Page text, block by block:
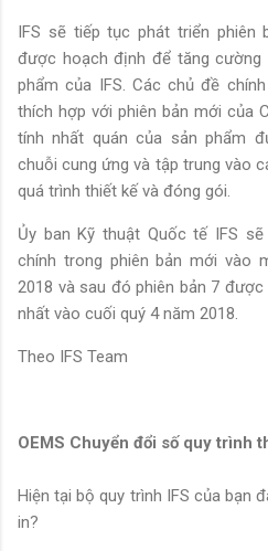
IFS sẽ tiếp tục phát triển phiên
được hoạch định để tăng cường
phẩm của IFS. Các chủ đề
thích hợp với phiên bản mới của
tính nhất quán của sản phẩm
chuỗi cung ứng và tập trung vào
quá trình thiết kế và đóng gói.
Ủy ban Kỹ thuật Quốc tế IFS
chính trong phiên bản mới vào
2018 và sau đó phiên bản 7
nhất vào cuối quý 4 năm 2018.
Theo IFS Team
OEMS Chuyển đổi số quy trình
Hiện tại bộ quy trình IFS của bạn
in?